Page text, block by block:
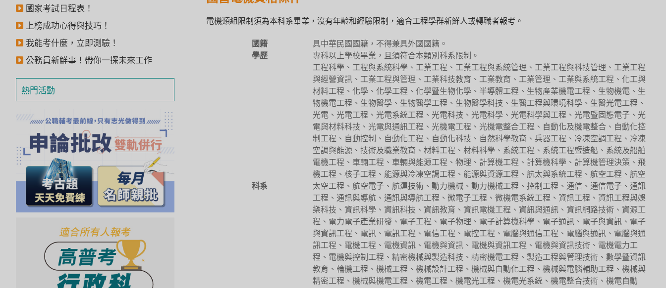
國家考試日程表！
上榜成功心得與技巧！
我能考什麼，立即測驗！
公務員新鮮事！帶你一探未來工作
熱門活動
電機類組限制須為本科系畢業，沒有年齡和經驗限制，適合工程學群新鮮人或轉職者報考。
國籍
具中華民國國籍，不得兼具外國國籍。
學歷
專科以上學校畢業，且須符合本類別科系限制。
科系
工程科學、工程與系統科學、工業工程、工業工程與系統管理、工業工程與科技管理、工業工程
與經營資訊、工業工程與管理、工業科技教育、工業教育、工業管理、工業與系統工程、化工與
材料工程、化學、化學工程、化學暨生物化學、半導體工程、生物產業機電工程、生物機電、生
物機電工程、生物醫學、生物醫學工程、生物醫學科技、生醫工程與環境科學、生醫光電工程、
光電、光電工程、光電系統工程、光電科技、光電科學、光電科學與工程、光電暨固態電子、光
電與材料科技、光電與通訊工程、光機電工程、光機電整合工程、自動化及機電整合、自動化控
制工程、自動控制、自動化工程、自動化科技、自然科學教育、兵器工程、冷凍空調工程、冷凍
空調與能源、技術及職業教育、材料工程、材料科學、系統工程、系統工程暨造船、系統及船舶
電機工程、車輛工程、車輛與能源工程、物理、計算機工程、計算機科學、計算機管理決策、飛
機工程、核子工程、能源與冷凍空調工程、能源與資源工程、航太與系統工程、航空工程、航空
太空工程、航空電子、航運技術、動力機械、動力機械工程、控制工程、通信、通信電子、通訊
工程、通訊與導航、通訊與導航工程、微電子工程、微機電系統工程、資訊工程、資訊工程與娛
樂科技、資訊科學、資訊科技、資訊教育、資訊電機工程、資訊與通訊、資訊網路技術、資源工
程、電力電子產業研發、電子工程、電子物理、電子計算機科學、電子通訊、電子與資訊、電子
與資訊工程、電訊、電訊工程、電信工程、電控工程、電腦與通信工程、電腦與通訊、電腦與通
訊工程、電機工程、電機資訊、電機與資訊、電機與資訊工程、電機與資訊技術、電機電力工
程、電機與控制工程、精密機械與製造科技、精密機電工程、製造工程與管理技術、數學暨資訊
教育、輪機工程、機械工程、機械設計工程、機械與自動化工程、機械與電腦輔助工程、機械與
精密工程、機械與機電工程、機電工程、機電光工程、機電光系統、機電整合技術、機電自動
折
扣！